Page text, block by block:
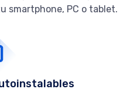
smartphone, PC o tablet.